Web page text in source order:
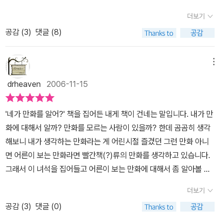
로 어른들을 위한 '모험 종합세트'라고 할 수 있을 것이다.세미콜론 그
림소설 시리즈는 삼십대 싱글남의 일상을 통해 아기자기한 감동을 전
리스토프 블랭의 『해적 이삭』을 선보인다. 『해적 이삭』은 현재 프랑
스에서 5권까지 출간됐으며 한국어판은 불어판을 두 권씩 합권하여
1권(불어판 1-2권 합권)과 2권(불어판 3-4권 합권)을 이번에 동시
출간한다. 강한 스토리텔링이 '읽는 만화'라는 '그림소설'의 의의를 백
퍼센트 만족시키는 『해적 이삭』은 그 끝을 가늠하기 힘든 모험의 여
정을 계속하고 있으며 작가 자신도 언제쯤 완간될 것인지는 밝히지
않고 있다. 요안 스파, 다비드 베, 루이스 트롱댕과 더불어 프랑스 만
화계의 신진 세력을 형성하고 있는 크리스토프 블랭은 끝없이 펼쳐지
는 환상과 모험 이야기를 바탕으로 독창적이면서 흡인력이 강한 작품
고 항해하면서 얻은 수많은 스케치들과 경험담을 바탕으로 기괴한 상
상력과 유머를 곁들여 독창적인 그림체와 개성 강한 캐릭터로 녹여낸
것 같다. 얼마만큼의 신빙성이 있는 지는 알 수 없지만, 아주 거짓은
아닐 거라고 생각한다. 늘 바다의 모험 이야기를 읽으며, 또 그림으로
그리며 살아온 이삭이, 게다가 큰 돈도 벌 수 있다는 데에 혹하지 않을
수가 없었을 것이다. 그렇게 가난뱅이 화가 이삭은, 약혼녀를 파리에
남겨둔 채 모험을 찾아 배를 탄다.그러나 그 배는 해적선이었고, 그는
졸지에 해적들을 그려주고 그들의 여행에 동참하게 된 화가가 되어버
린다. 홀로 남은 약혼자 알리사는 생계를 위해 열심히 일했고, 돈 많
은 귀족의 구애를 받게 된다.작품은 올 컬러인데, 예쁜 그림은 아니지
만 굉장히 정성들여 그린 그림이라는 것을 단번에 알 수 있다. 그리고
캐릭터의 얼굴들이 모두 입체적인지라 성격도 뚜렷해 보이고 그림으
로 인물의 개별성을 분별할 수 있는 매력이 있다. 콧대의 모양이나 눈
동자의 위치 등으로 인물의 기분과 감정을 표현해 내고 있고, 배경에
도 충실한지라 배경이 결코 부수적으로 자리하지도 않는다.미지의 대
륙을 향해 항해하던 이들은 바다 위의 유빙을 보며 원하던 곳에 닿아
더보기
공감 (3) 댓글 (8)
drheaven 2006-11-15
'네가 만화를 알어?' 책을 집어든 내게 책이 건네는 말입니다. 내가 만
화에 대해서 알까? 만화를 모르는 사람이 있을까? 한데 곰곰히 생각
해보니 내가 생각하는 만화라는 게 어린시절 즐겼던 그런 만화 아니
면 어른이 보는 만화라면 빨간책(?)류의 만화를 생각하고 있습니다.
그래서 이 녀석을 집어들고 어른이 보는 만화에 대해서 좀 알아볼 요
을 알고싶어!' 이삭은 화가입니다. 파리의 뒷골목(?)에서 그림을 그리
며 그의 약혼녀 알리사와 근근히 입에 풀칠을 하며 살아가는 가난한
더보기
공감 (3) 댓글 (0)